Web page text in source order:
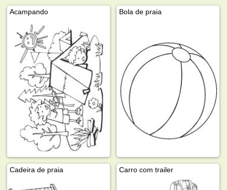
Acampando Bola de praia
Cadeira de praia Carro com trailer